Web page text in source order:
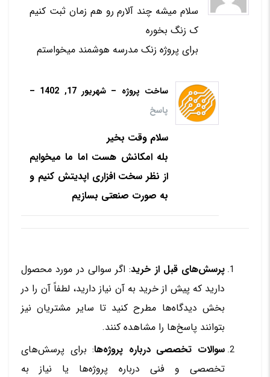
سلام میشه چند آلارم رو هم زمان ثبت کنیم
ک زنگ بخوره
برای پروژه زنک مدرسه هوشمند میخواستم
ساخت پروژه – شهریور 17, 1402
–
پاسخ
سلام وقت بخیر
بله امکانش هست اما ما میخوایم
از نظر سخت افزاری اپدیتش کنیم و
به صورت صنعتی بسازیم
پرسش‌های قبل از خرید: اگر سوالی در مورد محصول
دارید که پیش از خرید به آن نیاز دارید، لطفاً آن را در
بخش دیدگاه‌ها مطرح کنید تا سایر مشتریان نیز
بتوانند پاسخ‌ها را مشاهده کنند.
سوالات تخصصی درباره پروژه‌ها: برای پرسش‌های
تخصصی و فنی درباره پروژه‌ها یا نیاز به